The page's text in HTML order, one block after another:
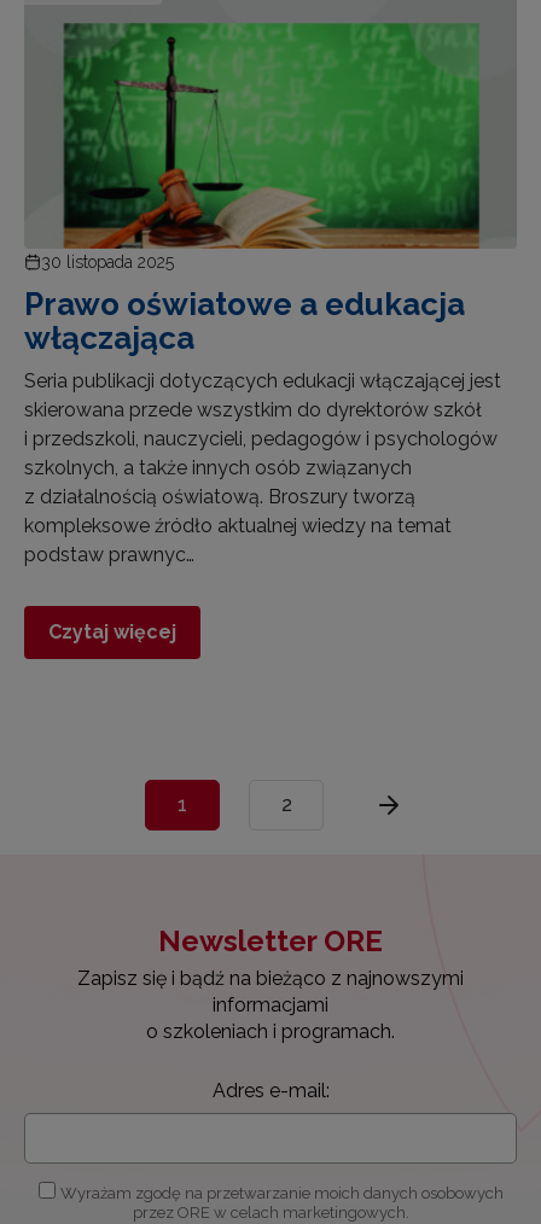
30 listopada 2025
Prawo oświatowe a edukacja
włączająca
Seria publikacji dotyczących edukacji włączającej jest
skierowana przede wszystkim do dyrektorów szkół
i przedszkoli, nauczycieli, pedagogów i psychologów
szkolnych, a także innych osób związanych
z działalnością oświatową. Broszury tworzą
kompleksowe źródło aktualnej wiedzy na temat
podstaw prawnyc…
Czytaj więcej
1 2
Newsletter ORE
Zapisz się i bądź na bieżąco z najnowszymi
informacjami
o szkoleniach i programach.
Adres e-mail:
Wyrażam zgodę na przetwarzanie moich danych osobowych
przez ORE w celach marketingowych.